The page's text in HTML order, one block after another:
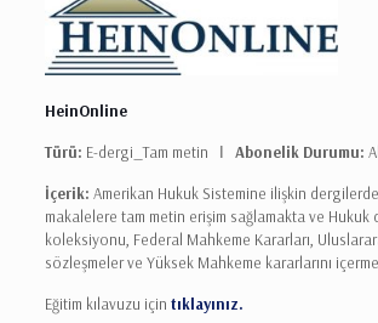
HeinOnline
Türü: E-dergi_Tam metin Ι Abonelik Durumu:
İçerik: Amerikan Hukuk Sistemine ilişkin
makalelere tam metin erişim sağlamakta ve Hukuk
koleksiyonu, Federal Mahkeme Kararları,
sözleşmeler ve Yüksek Mahkeme kararlarını
Eğitim kılavuzu için tıklayınız.